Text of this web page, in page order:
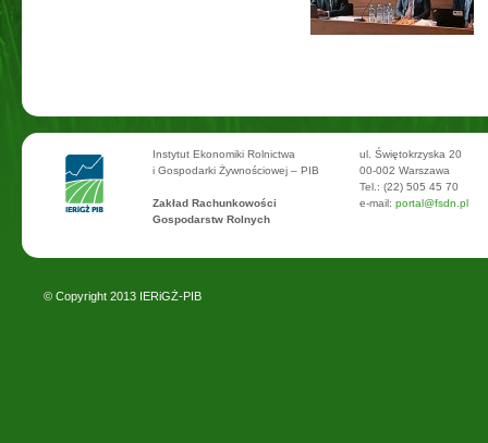
Instytut Ekonomiki Rolnictwa
i Gospodarki Żywnościowej – PIB
Zakład Rachunkowości
Gospodarstw Rolnych
ul. Świętokrzyska 20
00-002 Warszawa
Tel.: (22) 505 45 70
e-mail: portal@fsdn.pl
© Copyright 2013 IERiGŻ-PIB